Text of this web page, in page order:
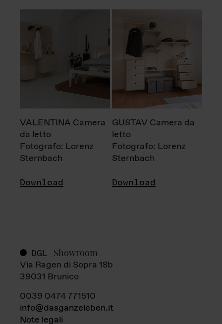
VALENTINA Camera
da letto
Fotografo: Lorenz
Sternbach
Download
GUSTAV Camera da
letto
Fotografo: Lorenz
Sternbach
Download
DGL Showroom
Via Ragen di Sopra 18b
39031 Brunico
0039 0474 771510
info@dasganzeleben.it
Note legali